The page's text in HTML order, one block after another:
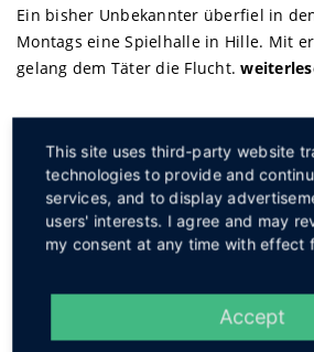
Ein bisher Unbekannter überfiel in
Montags eine Spielhalle in Hille. Mit
gelang dem Täter die Flucht.
Service
This site uses third-party website
technologies to provide and
services, and to display
users' interests. I agree and may
my consent at any time with effect
Accept